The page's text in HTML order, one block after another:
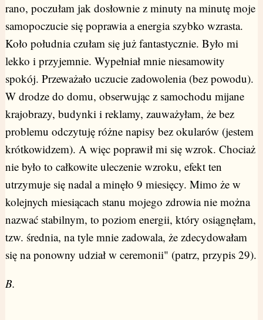
rano, poczułam jak dosłownie z minuty na minutę moje
samopoczucie się poprawia a energia szybko wzrasta.
Koło południa czułam się już fantastycznie. Było mi
lekko i przyjemnie. Wypełniał mnie niesamowity
spokój. Przeważało uczucie zadowolenia (bez powodu).
W drodze do domu, obserwując z samochodu mijane
krajobrazy, budynki i reklamy, zauważyłam, że bez
problemu odczytuję różne napisy bez okularów (jestem
krótkowidzem). A więc poprawił mi się wzrok. Chociaż
nie było to całkowite uleczenie wzroku, efekt ten
utrzymuje się nadal a minęło 9 miesięcy. Mimo że w
kolejnych miesiącach stanu mojego zdrowia nie można
nazwać stabilnym, to poziom energii, który osiągnęłam,
tzw. średnia, na tyle mnie zadowala, że zdecydowałam
się na ponowny udział w ceremonii" (patrz, przypis 29).
B.